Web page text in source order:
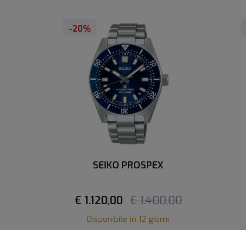
-20%
SEIKO PROSPEX
€ 1.120,00 € 1.400,00
Disponibile in 12 giorni